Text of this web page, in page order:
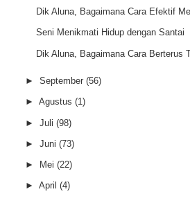
Dik Aluna, Bagaimana Cara Efektif
Seni Menikmati Hidup dengan Santai
Dik Aluna, Bagaimana Cara Berterus
► September (56)
► Agustus (1)
► Juli (98)
► Juni (73)
► Mei (22)
► April (4)